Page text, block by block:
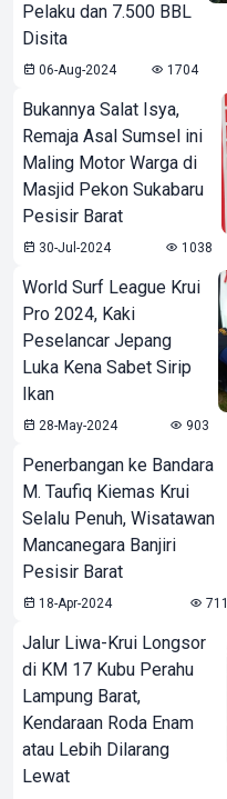
Pelaku dan 7.500 BBL
Disita
06-Aug-2024 1704
Bukannya Salat Isya,
Remaja Asal Sumsel ini
Maling Motor Warga di
Masjid Pekon Sukabaru
Pesisir Barat
30-Jul-2024 1038
World Surf League Krui
Pro 2024, Kaki
Peselancar Jepang
Luka Kena Sabet Sirip
Ikan
28-May-2024 903
Penerbangan ke Bandara
M. Taufiq Kiemas Krui
Selalu Penuh, Wisatawan
Mancanegara Banjiri
Pesisir Barat
18-Apr-2024 711
Jalur Liwa-Krui Longsor
di KM 17 Kubu Perahu
Lampung Barat,
Kendaraan Roda Enam
atau Lebih Dilarang
Lewat